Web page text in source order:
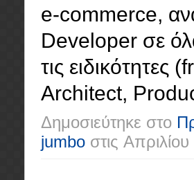
e-commerce,
Developer σε
τις
Architect,
Δημοσιεύτηκε στο
jumbo στις